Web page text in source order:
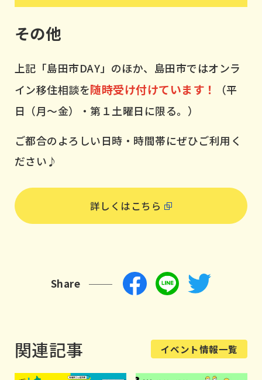
その他
上記「島田市DAY」のほか、島田市ではオンラ
イン移住相談を随時受け付けています！
（平
日（月～金）・第１土曜日に限る。）
ご都合のよろしい日時・時間帯にぜひご利用く
ださい♪
詳しくはこちら
Share
関連記事 イベント情報一覧